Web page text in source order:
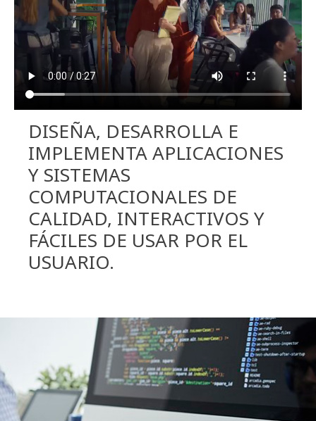
DISEÑA, DESARROLLA E
IMPLEMENTA APLICACIONES
Y SISTEMAS
COMPUTACIONALES DE
CALIDAD, INTERACTIVOS Y
FÁCILES DE USAR POR EL
USUARIO.